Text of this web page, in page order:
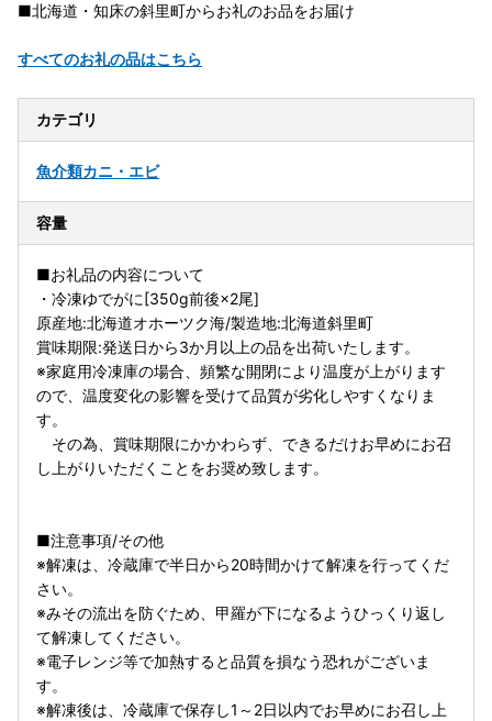
■北海道・知床の斜里町からお礼のお品をお届け
すべてのお礼の品はこちら
カテゴリ
魚介類カニ・エビ
容量
■お礼品の内容について
・冷凍ゆでがに[350g前後×2尾]
原産地:北海道オホーツク海/製造地:北海道斜里町
賞味期限:発送日から3か月以上の品を出荷いたします。
※家庭用冷凍庫の場合、頻繁な開閉により温度が上がります
ので、温度変化の影響を受けて品質が劣化しやすくなりま
す。
その為、賞味期限にかかわらず、できるだけお早めにお召
し上がりいただくことをお奨め致します。
■注意事項/その他
※解凍は、冷蔵庫で半日から20時間かけて解凍を行ってくだ
さい。
※みその流出を防ぐため、甲羅が下になるようひっくり返し
て解凍してください。
※電子レンジ等で加熱すると品質を損なう恐れがございま
す。
※解凍後は、冷蔵庫で保存し1～2日以内でお早めにお召し上